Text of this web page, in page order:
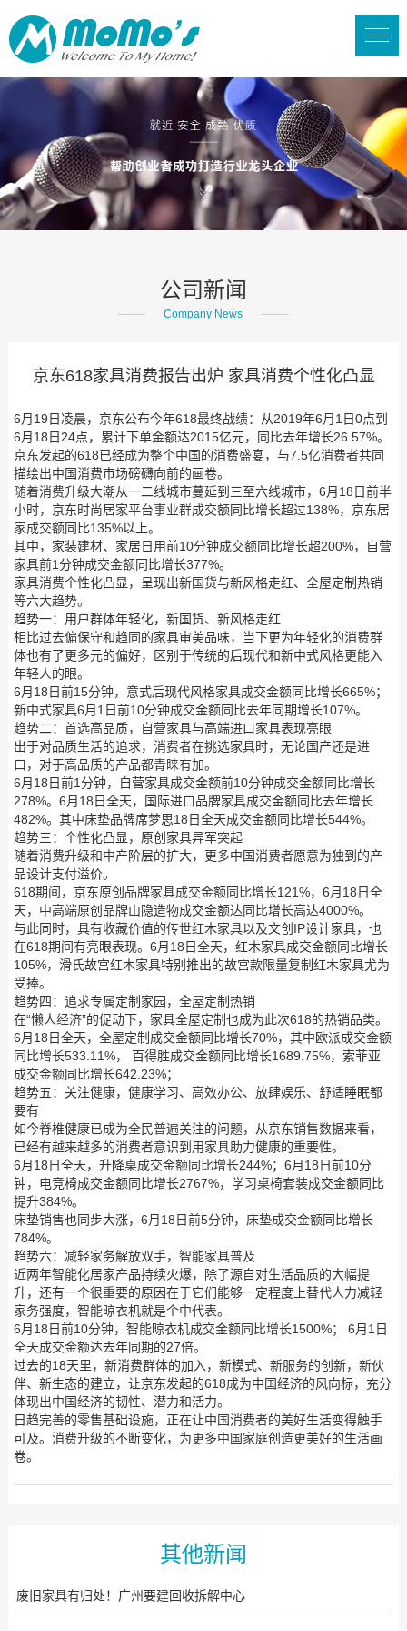
公司新闻
Company News
京东618家具消费报告出炉 家具消费个性化凸显
6月19日凌晨，京东公布今年618最终战绩：从2019年6月1日0点到
6月18日24点，累计下单金额达2015亿元，同比去年增长26.57%。
京东发起的618已经成为整个中国的消费盛宴，与7.5亿消费者共同
描绘出中国消费市场磅礴向前的画卷。
随着消费升级大潮从一二线城市蔓延到三至六线城市，6月18日前半
小时，京东时尚居家平台事业群成交额同比增长超过138%，京东居
家成交额同比135%以上。
其中，家装建材、家居日用前10分钟成交额同比增长超200%，自营
家具前1分钟成交金额同比增长377%。
家具消费个性化凸显，呈现出新国货与新风格走红、全屋定制热销
等六大趋势。
趋势一：用户群体年轻化，新国货、新风格走红
相比过去偏保守和趋同的家具审美品味，当下更为年轻化的消费群
体也有了更多元的偏好，区别于传统的后现代和新中式风格更能入
年轻人的眼。
6月18日前15分钟，意式后现代风格家具成交金额同比增长665%；
新中式家具6月1日前10分钟成交金额同比去年同期增长107%。
趋势二：首选高品质，自营家具与高端进口家具表现亮眼
出于对品质生活的追求，消费者在挑选家具时，无论国产还是进
口，对于高品质的产品都青睐有加。
6月18日前1分钟，自营家具成交金额前10分钟成交金额同比增长
278%。6月18日全天，国际进口品牌家具成交金额同比去年增长
482%。其中床垫品牌席梦思18日全天成交金额同比增长544%。
趋势三：个性化凸显，原创家具异军突起
随着消费升级和中产阶层的扩大，更多中国消费者愿意为独到的产
品设计支付溢价。
618期间，京东原创品牌家具成交金额同比增长121%，6月18日全
天，中高端原创品牌山隐造物成交金额达同比增长高达4000%。
与此同时，具有收藏价值的传世红木家具以及文创IP设计家具，也
在618期间有亮眼表现。6月18日全天，红木家具成交金额同比增长
105%，滑氏故宫红木家具特别推出的故宫款限量复制红木家具尤为
受捧。
趋势四：追求专属定制家园，全屋定制热销
在“懒人经济”的促动下，家具全屋定制也成为此次618的热销品类。
6月18日全天，全屋定制成交金额同比增长70%，其中欧派成交金额
同比增长533.11%， 百得胜成交金额同比增长1689.75%，索菲亚
成交金额同比增长642.23%；
趋势五：关注健康，健康学习、高效办公、放肆娱乐、舒适睡眠都
要有
如今脊椎健康已成为全民普遍关注的问题，从京东销售数据来看，
已经有越来越多的消费者意识到用家具助力健康的重要性。
6月18日全天，升降桌成交金额同比增长244%；6月18日前10分
钟，电竞椅成交金额同比增长2767%，学习桌椅套装成交金额同比
提升384%。
床垫销售也同步大涨，6月18日前5分钟，床垫成交金额同比增长
784%。
趋势六：减轻家务解放双手，智能家具普及
近两年智能化居家产品持续火爆，除了源自对生活品质的大幅提
升，还有一个很重要的原因在于它们能够一定程度上替代人力减轻
家务强度，智能晾衣机就是个中代表。
6月18日前10分钟，智能晾衣机成交金额同比增长1500%； 6月1日
全天成交金额达去年同期的27倍。
过去的18天里，新消费群体的加入，新模式、新服务的创新，新伙
伴、新生态的建立，让京东发起的618成为中国经济的风向标，充分
体现出中国经济的韧性、潜力和活力。
日趋完善的零售基础设施，正在让中国消费者的美好生活变得触手
可及。消费升级的不断变化，为更多中国家庭创造更美好的生活画
卷。
其他新闻
废旧家具有归处！广州要建回收拆解中心